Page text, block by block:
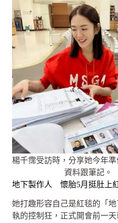
楊千霈受訪時，分享她今年
資料跟筆記。
地下製作人 懷胎5月挺肚上
她打趣形容自己是紅毯的「
執的控制狂，正式開會前一